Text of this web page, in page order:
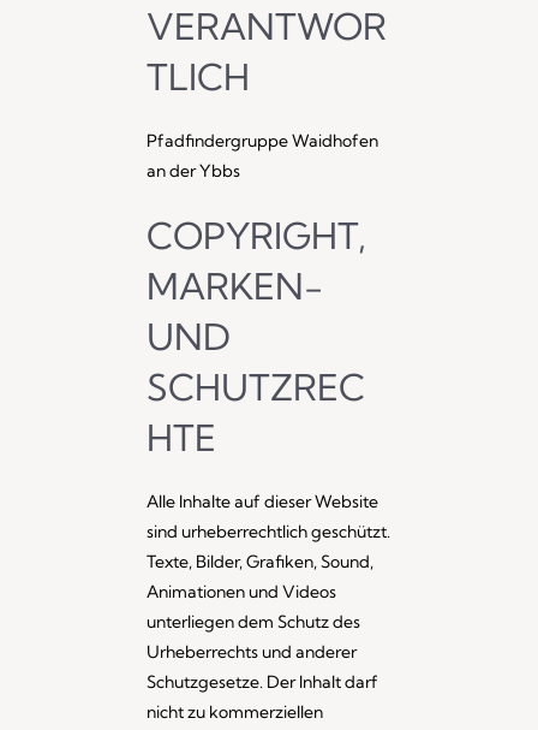
VERANTWOR
TLICH
Pfadfindergruppe Waidhofen
an der Ybbs
COPYRIGHT,
MARKEN-
UND
SCHUTZREC
HTE
Alle Inhalte auf dieser Website
sind urheberrechtlich geschützt.
Texte, Bilder, Grafiken, Sound,
Animationen und Videos
unterliegen dem Schutz des
Urheberrechts und anderer
Schutzgesetze. Der Inhalt darf
nicht zu kommerziellen